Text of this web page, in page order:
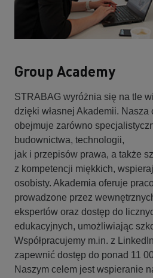
Group Academy
STRABAG wyróżnia się na tle
dzięki własnej Akademii. Nasza
obejmuje zarówno
budownictwa, technologii,
jak i przepisów prawa, a także
z kompetencji miękkich,
osobisty. Akademia oferuje
prowadzone przez
ekspertów oraz dostęp do
edukacyjnych, umożliwiając
Współpracujemy m.in. z
zapewnić dostęp do ponad 11
Naszym celem jest wspieranie